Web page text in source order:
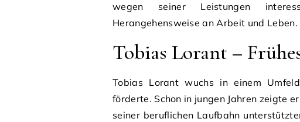
wegen seiner Leistungen
Herangehensweise an Arbeit und Leben.
Tobias Lorant –
Tobias Lorant wuchs in einem
förderte. Schon in jungen Jahren zeigte
seiner beruflichen Laufbahn